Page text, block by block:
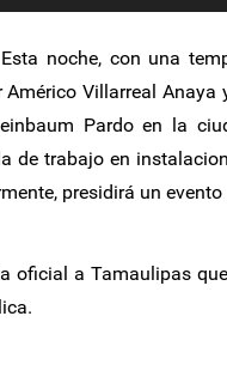
Esta noche, con una
Américo Villarreal
Pardo en la
de trabajo en
presidirá un
oficial a Tamaulipas